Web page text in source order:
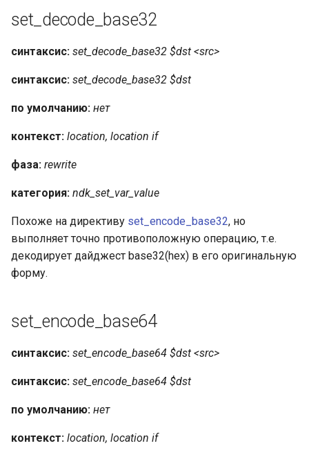
set_decode_base32
синтаксис: set_decode_base32 $dst <src>
синтаксис: set_decode_base32 $dst
по умолчанию: нет
контекст: location, location if
фаза: rewrite
категория: ndk_set_var_value
Похоже на директиву set_encode_base32, но
выполняет точно противоположную операцию, т.е.
декодирует дайджест base32(hex) в его оригинальную
форму.
set_encode_base64
синтаксис: set_encode_base64 $dst <src>
синтаксис: set_encode_base64 $dst
по умолчанию: нет
контекст: location, location if